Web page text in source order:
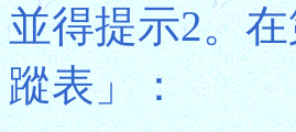
並得提示2。
蹤表」：